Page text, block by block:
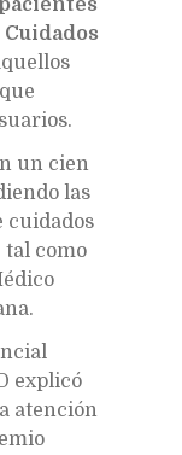
un cien
las
cuidados
tal como
explicó
atención